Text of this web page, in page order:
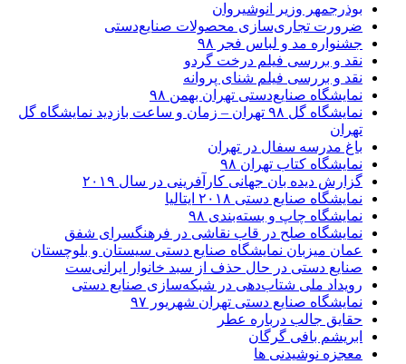
بوذرجمهر وزیر انوشیروان
ضرورت تجاری‌سازی محصولات صنایع‌دستی
جشنواره مد و لباس فجر ۹۸
نقد و بررسی فیلم درخت گردو
نقد و بررسی فیلم شنای پروانه
نمایشگاه صنایع‌دستی تهران بهمن ۹۸
نمایشگاه گل ۹۸ تهران – زمان و ساعت بازدید نمایشگاه گل
تهران
باغ مدرسه سفال در تهران
نمایشگاه کتاب تهران ۹۸
گزارش دیده بان جهانی کارآفرینی در سال ۲۰۱۹
نمایشگاه صنایع دستی ۲۰۱۸ ایتالیا
نمایشگاه چاپ و بسته‌بندی ۹۸
نمایشگاه صلح در قاب نقاشی در فرهنگسرای شفق
عمان میزبان نمایشگاه صنایع دستی سیستان و بلوچستان
صنایع دستی در حال حذف از سبد خانوار ایرانی‌ست
رویداد ملی شتاب‌دهی در شبکه‌سازی صنایع دستی
نمایشگاه صنایع دستی تهران شهریور ۹۷
حقایق جالب درباره عطر
ابریشم بافی گرگان
معجزه نوشیدنی ها